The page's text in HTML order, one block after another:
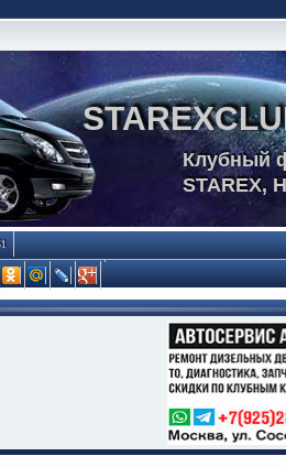
Клубный
STAREX,